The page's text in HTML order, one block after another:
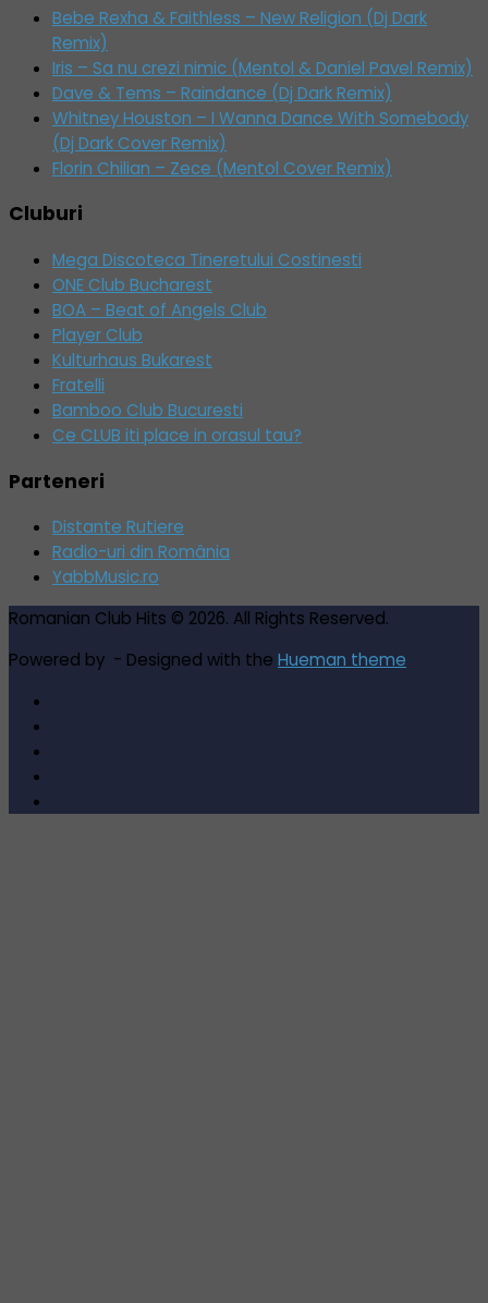
Bebe Rexha & Faithless – New Religion (Dj Dark
Remix)
Iris – Sa nu crezi nimic (Mentol & Daniel Pavel Remix)
Dave & Tems – Raindance (Dj Dark Remix)
Whitney Houston – I Wanna Dance With Somebody
(Dj Dark Cover Remix)
Florin Chilian – Zece (Mentol Cover Remix)
Cluburi
Mega Discoteca Tineretului Costinesti
ONE Club Bucharest
BOA – Beat of Angels Club
Player Club
Kulturhaus Bukarest
Fratelli
Bamboo Club Bucuresti
Ce CLUB iti place in orasul tau?
Parteneri
Distante Rutiere
Radio-uri din România
YabbMusic.ro
Romanian Club Hits © 2026. All Rights Reserved.
Powered by - Designed with the Hueman theme